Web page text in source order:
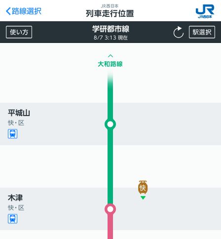
路線選択
学研都市線
8/7 3:13 現在
平城山
快・ 区
木津
快・ 区